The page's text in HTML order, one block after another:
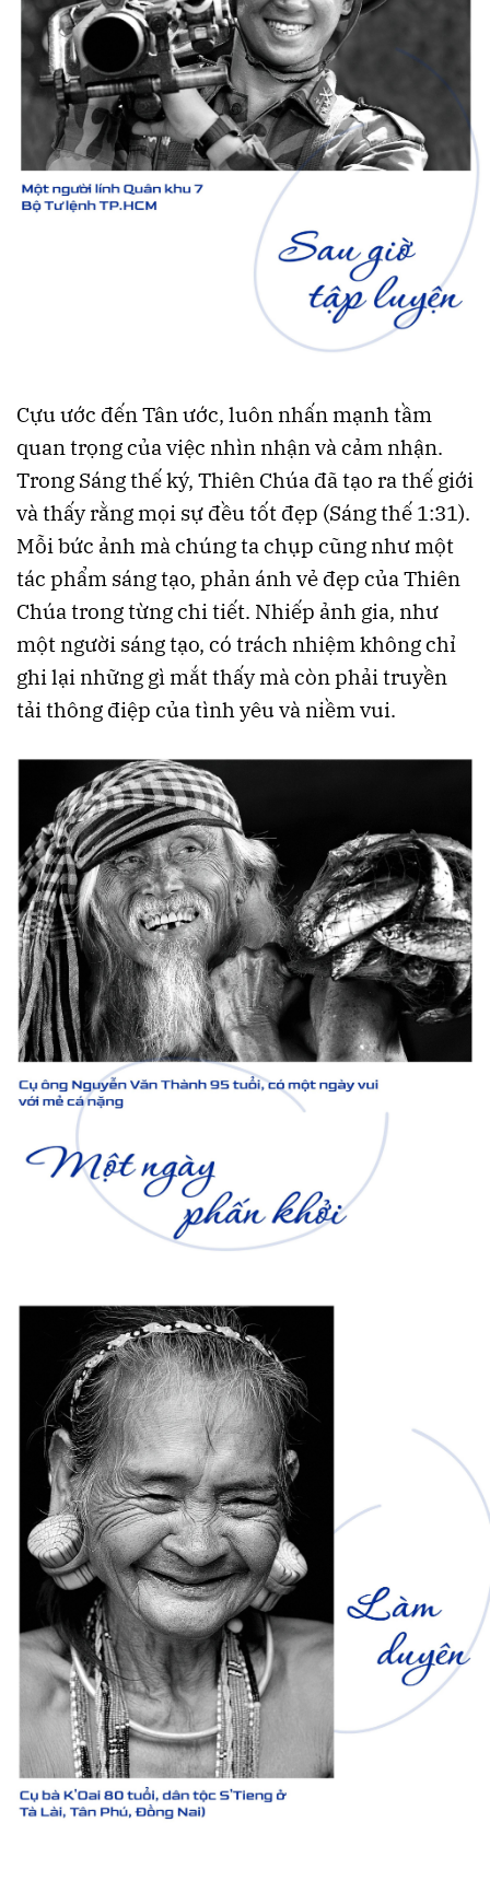
Cựu ước đến Tân ước, luôn nhấn mạnh tầm
quan trọng của việc nhìn nhận và cảm nhận.
Trong Sáng thế ký, Thiên Chúa đã tạo ra thế giới
và thấy rằng mọi sự đều tốt đẹp (Sáng thế 1:31).
Mỗi bức ảnh mà chúng ta chụp cũng như một
tác phẩm sáng tạo, phản ánh vẻ đẹp của Thiên
Chúa trong từng chi tiết. Nhiếp ảnh gia, như
một người sáng tạo, có trách nhiệm không chỉ
ghi lại những gì mắt thấy mà còn phải truyền
tải thông điệp của tình yêu và niềm vui.